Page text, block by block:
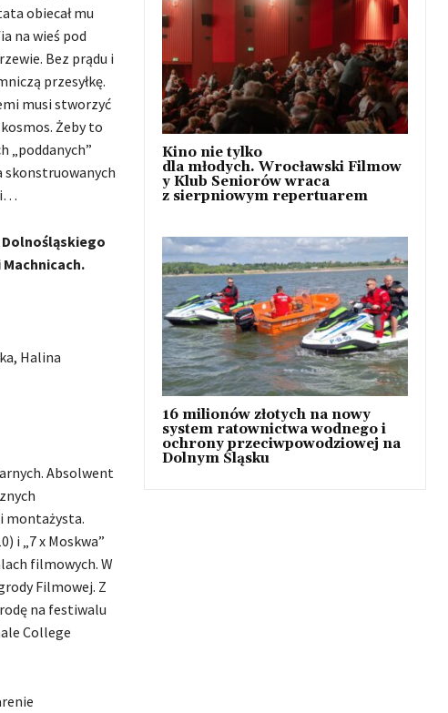
obiecał mu
na wieś pod
Bez prądu i
przesyłkę.
musi stworzyć
Żeby to
„poddanych”
skonstruowanych
Halina
Absolwent
montażysta.
i „7 x Moskwa”
filmowych. W
Filmowej. Z
na festiwalu
College
Kino nie tylko
dla młodych. Wrocławski Filmow
y Klub Seniorów wraca
z sierpniowym repertuarem
16 milionów złotych na nowy
system ratownictwa wodnego i
ochrony przeciwpowodziowej na
Dolnym Śląsku